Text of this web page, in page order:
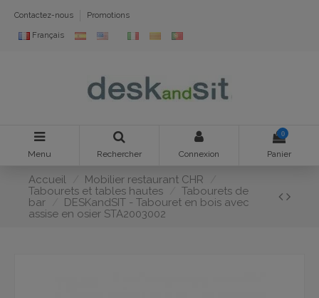
Contactez-nous Promotions
Français
Menu Rechercher Connexion
0
Panier
Accueil
Mobilier restaurant CHR
Tabourets et tables hautes
Tabourets de
bar
DESKandSIT - Tabouret en bois avec
assise en osier STA2003002